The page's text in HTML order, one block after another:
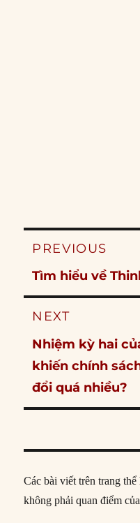
Post
PREVIOUS
Previous
post:
Tìm hiểu về
NEXT
Next
post:
Nhiệm kỳ hai
khiến chính
đổi quá nhiều?
Các bài viết trên trang
không phải quan điểm